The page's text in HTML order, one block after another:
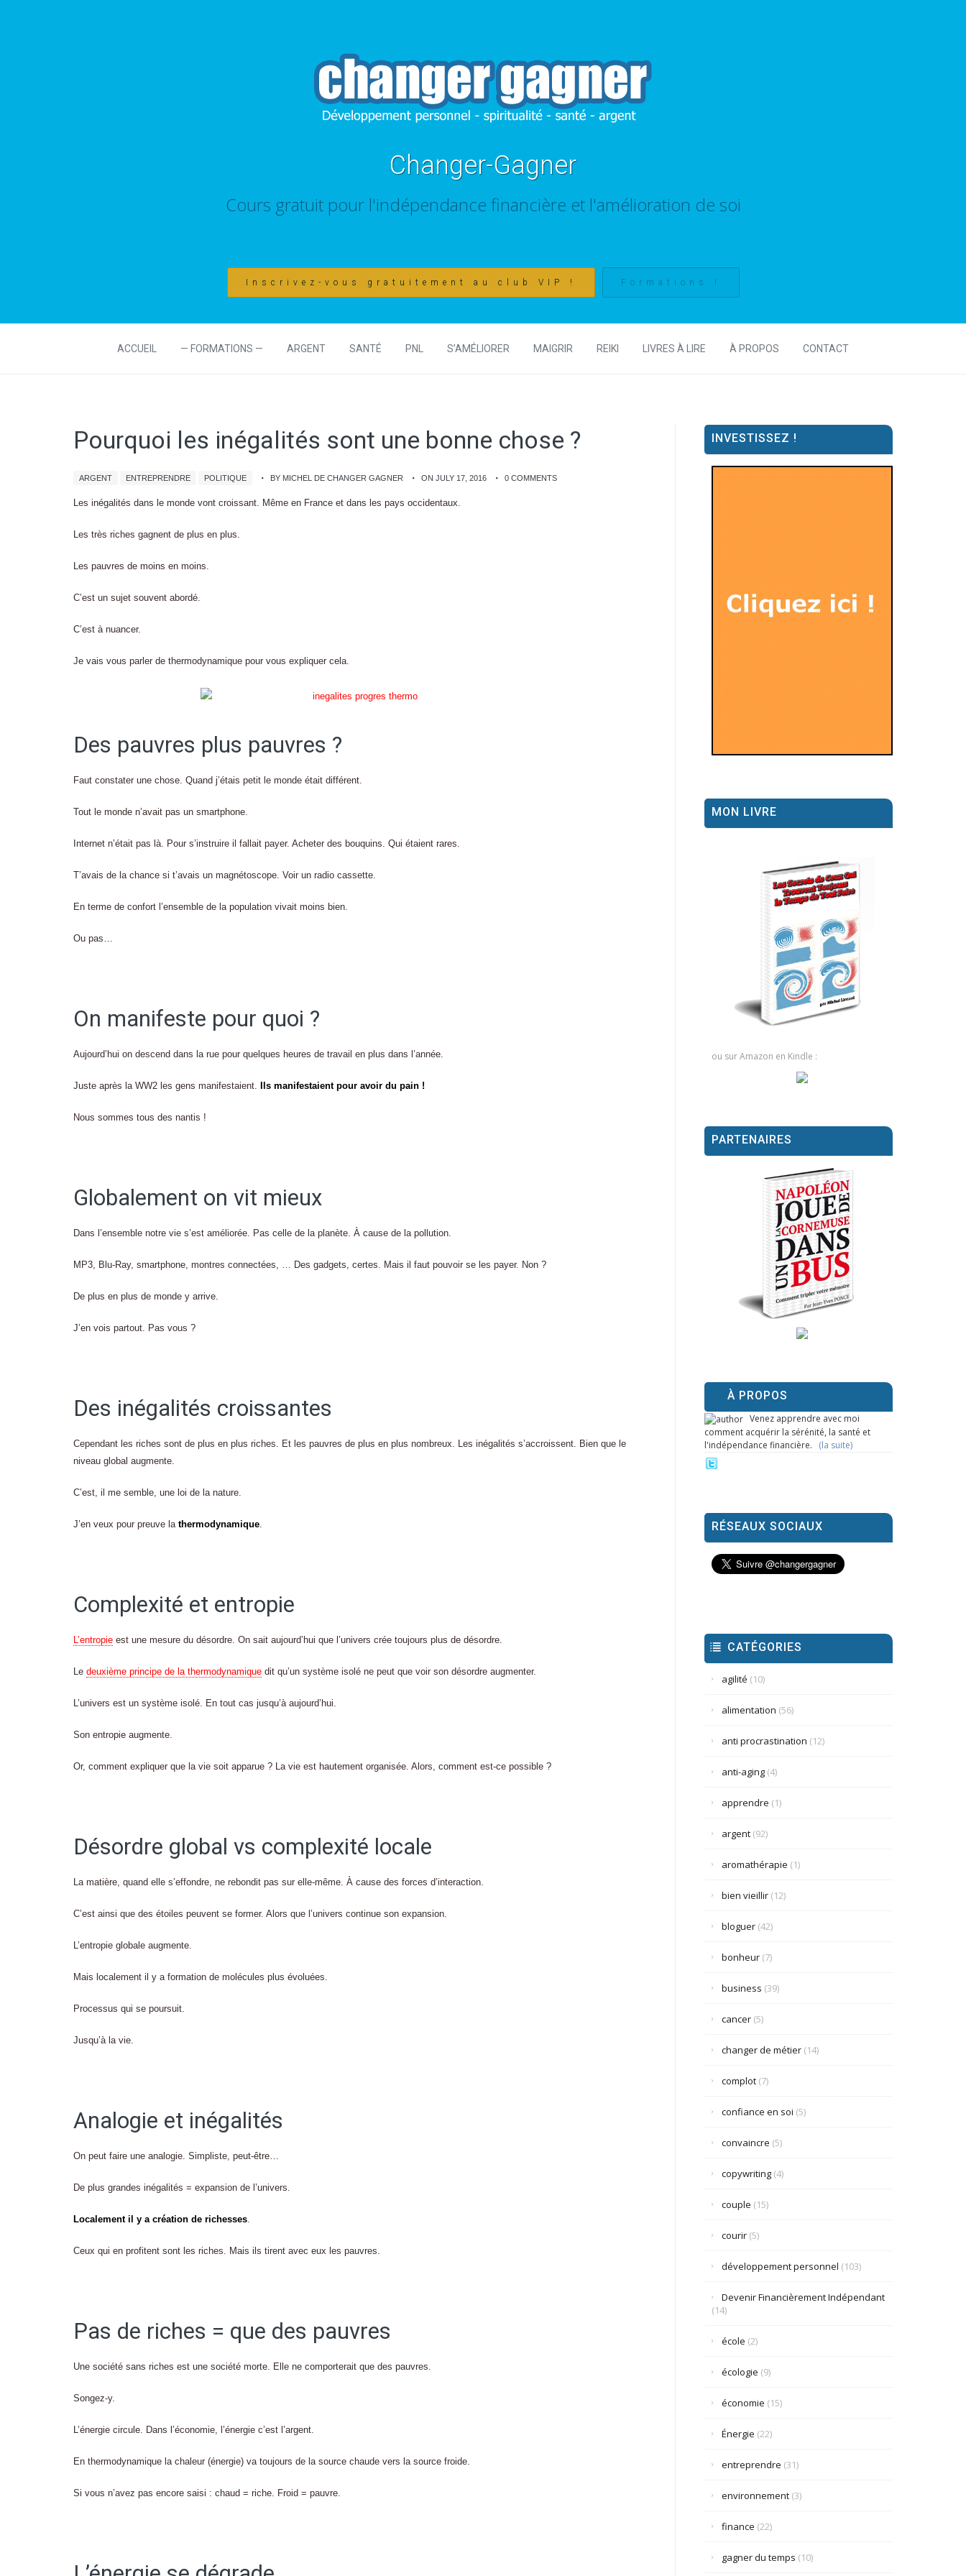
Changer-Gagner
Cours gratuit pour l'indépendance financière et l'amélioration de soi
Inscrivez-vous gratuitement au club VIP ! Formations !
ACCUEIL — FORMATIONS — ARGENT SANTÉ PNL S’AMÉLIORER MAIGRIR REIKI LIVRES À LIRE À PROPOS CONTACT
Pourquoi les inégalités sont une bonne chose ?
ARGENT ENTREPRENDRE POLITIQUE BY MICHEL DE CHANGER GAGNER ON JULY 17, 2016 0 COMMENTS
Les inégalités dans le monde vont croissant. Même en France et dans les pays occidentaux.
Les très riches gagnent de plus en plus.
Les pauvres de moins en moins.
C’est un sujet souvent abordé.
C’est à nuancer.
Je vais vous parler de thermodynamique pour vous expliquer cela.
Des pauvres plus pauvres ?
Faut constater une chose. Quand j’étais petit le monde était différent.
Tout le monde n’avait pas un smartphone.
Internet n’était pas là. Pour s’instruire il fallait payer. Acheter des bouquins. Qui étaient rares.
T’avais de la chance si t’avais un magnétoscope. Voir un radio cassette.
En terme de confort l’ensemble de la population vivait moins bien.
Ou pas…
On manifeste pour quoi ?
Aujourd’hui on descend dans la rue pour quelques heures de travail en plus dans l’année.
Juste après la WW2 les gens manifestaient. Ils manifestaient pour avoir du pain !
Nous sommes tous des nantis !
Globalement on vit mieux
Dans l’ensemble notre vie s’est améliorée. Pas celle de la planète. À cause de la pollution.
MP3, Blu-Ray, smartphone, montres connectées, … Des gadgets, certes. Mais il faut pouvoir se les payer. Non ?
De plus en plus de monde y arrive.
J’en vois partout. Pas vous ?
Des inégalités croissantes
Cependant les riches sont de plus en plus riches. Et les pauvres de plus en plus nombreux. Les inégalités s’accroissent. Bien que le
niveau global augmente.
C’est, il me semble, une loi de la nature.
J’en veux pour preuve la thermodynamique.
Complexité et entropie
L’entropie est une mesure du désordre. On sait aujourd’hui que l’univers crée toujours plus de désordre.
Le deuxième principe de la thermodynamique dit qu’un système isolé ne peut que voir son désordre augmenter.
L’univers est un système isolé. En tout cas jusqu’à aujourd’hui.
Son entropie augmente.
Or, comment expliquer que la vie soit apparue ? La vie est hautement organisée. Alors, comment est-ce possible ?
Désordre global vs complexité locale
La matière, quand elle s’effondre, ne rebondit pas sur elle-même. À cause des forces d’interaction.
C’est ainsi que des étoiles peuvent se former. Alors que l’univers continue son expansion.
L’entropie globale augmente.
Mais localement il y a formation de molécules plus évoluées.
Processus qui se poursuit.
Jusqu’à la vie.
Analogie et inégalités
On peut faire une analogie. Simpliste, peut-être…
De plus grandes inégalités = expansion de l’univers.
Localement il y a création de richesses.
Ceux qui en profitent sont les riches. Mais ils tirent avec eux les pauvres.
Pas de riches = que des pauvres
Une société sans riches est une société morte. Elle ne comporterait que des pauvres.
Songez-y.
L’énergie circule. Dans l’économie, l’énergie c’est l’argent.
En thermodynamique la chaleur (énergie) va toujours de la source chaude vers la source froide.
Si vous n’avez pas encore saisi : chaud = riche. Froid = pauvre.
INVESTISSEZ !
MON LIVRE
ou sur Amazon en Kindle :
PARTENAIRES
À PROPOS
Venez apprendre avec moi
comment acquérir la sérénité, la santé et
l'indépendance financière. (la suite)
RÉSEAUX SOCIAUX
CATÉGORIES
agilité (10)
alimentation (56)
anti procrastination (12)
anti-aging(4)
apprendre (1)
argent(92)
aromathérapie (1)
bien vieillir(12)
bloguer(42)
bonheur(7)
business (39)
cancer(5)
changer de métier(14)
complot(7)
confiance en soi (5)
convaincre (5)
copywriting(4)
couple (15)
courir(5)
développement personnel (103)
Devenir Financièrement Indépendant
(14)
école (2)
écologie (9)
économie (15)
Énergie (22)
entreprendre (31)
environnement(3)
finance (22)
gagner du temps (10)